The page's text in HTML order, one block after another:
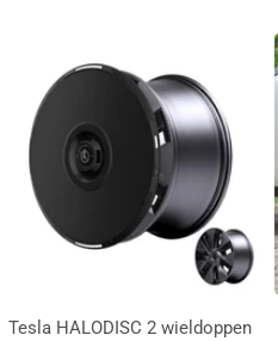
Tesla HALODISC 2 wieldoppen